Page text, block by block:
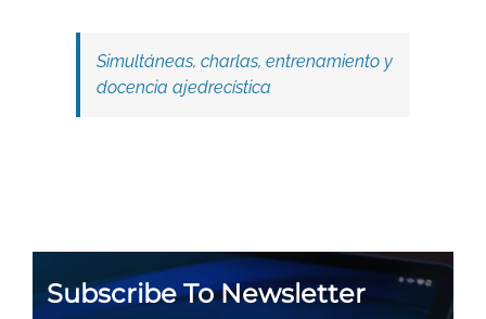
Simultáneas, charlas, entrenamiento y
docencia ajedrecística
Subscribe To Newsletter